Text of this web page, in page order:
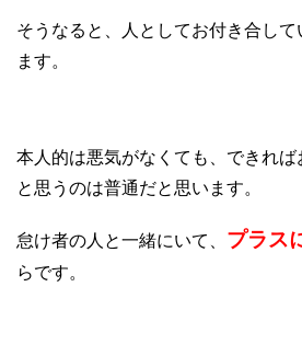
そうなると、人としてお付き合して
ます。
本人的は悪気がなくても、できれ
と思うのは普通だと思います。
怠け者の人と一緒にいて、 プラス
らです。